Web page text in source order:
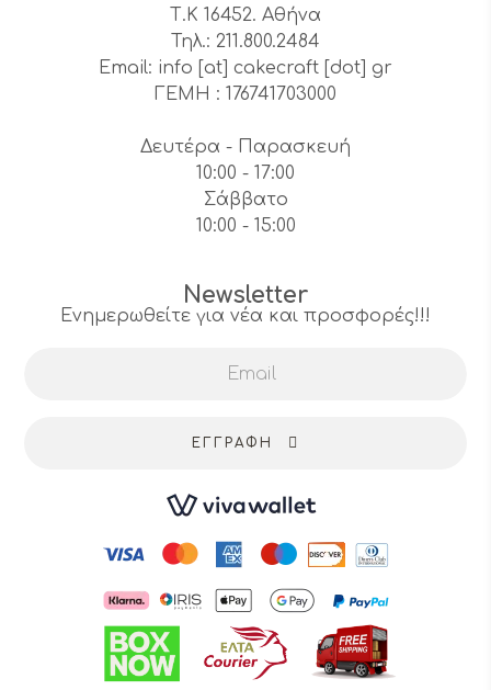
Τ.Κ 16452. Αθήνα
Τηλ.: 211.800.2484
Email: info [at] cakecraft [dot] gr
ΓΕΜΗ : 176741703000
Δευτέρα - Παρασκευή
10:00 - 17:00
Σάββατο
10:00 - 15:00
Newsletter
Ενημερωθείτε για νέα και προσφορές!!!
ΕΓΓΡΑΦΉ